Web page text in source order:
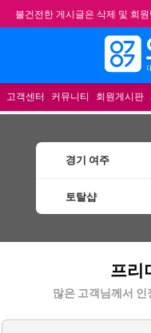
불건전한 게시글은 삭제 및 회
★요기요기 설 연휴 휴무 안내★
★ 요기요기 업체회원 안내사
고객센터 커뮤니티 회원게시판
경기 여주
토탈샵
프리
많은 고객님께서